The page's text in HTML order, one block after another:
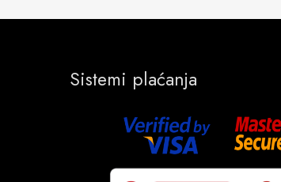
Sistemi plaćanja